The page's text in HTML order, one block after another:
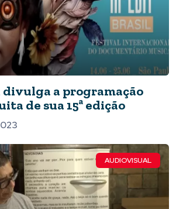
a programação
de sua 15ª edição
AUDIOVISUAL